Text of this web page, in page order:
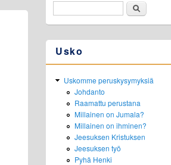
HakulomakeEtsi
Usko
Uskomme peruskysymyksiä
Johdanto
Raamattu perustana
Millainen on Jumala?
Millainen on ihminen?
Jeesuksen Kristuksen
Jeesuksen työ
Pyhä Henki